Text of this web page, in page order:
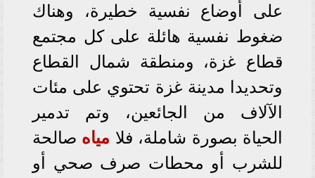
على أوضاع نفسية خطيرة، وهناك
ضغوط نفسية هائلة على كل مجتمع
قطاع غزة، ومنطقة شمال القطاع
وتحديدا مدينة غزة تحتوي على مئات
الآلاف من الجائعين، وتم تدمير
الحياة بصورة شاملة، فلا مياه صالحة
للشرب أو محطات صرف صحي أو